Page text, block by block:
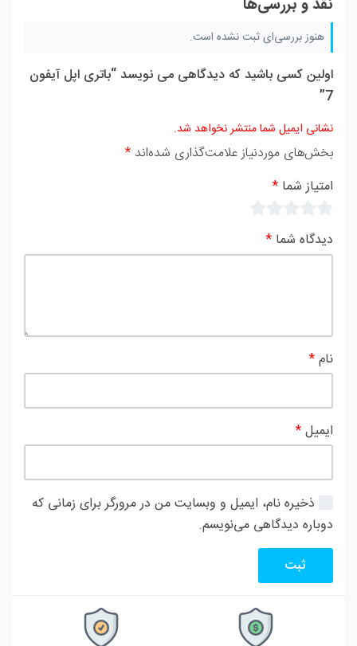
نقد و بررسی‌ها
هنوز بررسی‌ای ثبت نشده است.
اولین کسی باشید که دیدگاهی می نویسد “باتری اپل آیفون
7”
نشانی ایمیل شما منتشر نخواهد شد.
بخش‌های موردنیاز علامت‌گذاری شده‌اند *
امتیاز شما *
دیدگاه شما *
نام*
ایمیل*
ذخیره نام، ایمیل و وبسایت من در مرورگر برای زمانی که
دوباره دیدگاهی می‌نویسم.